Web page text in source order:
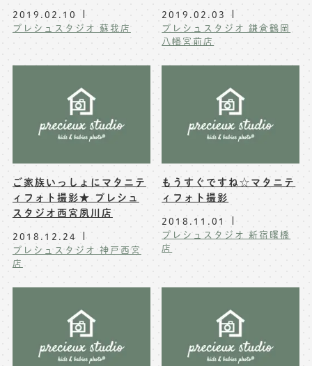
2019.02.10
プレシュスタジオ 蘇我店
2019.02.03
プレシュスタジオ 鎌倉鶴岡
八幡宮前店
ご家族いっしょにマタニテ
ィフォト撮影★ プレシュ
スタジオ西宮夙川店
2018.12.24
プレシュスタジオ 神戸西宮
店
もうすぐですね☆マタニテ
ィフォト撮影
2018.11.01
プレシュスタジオ 新宿曙橋
店